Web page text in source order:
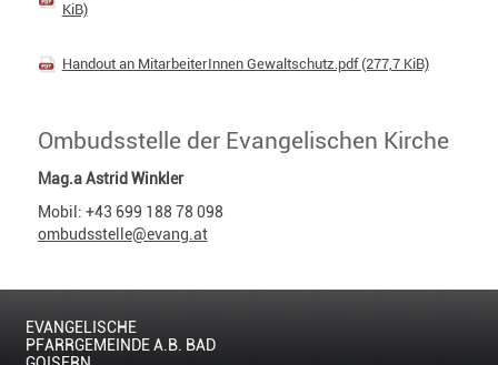
KiB)
Handout an MitarbeiterInnen Gewaltschutz.pdf(277,7 KiB)
Ombudsstelle der Evangelischen Kirche
Mag.a Astrid Winkler
Mobil: +43 699 188 78 098
ombudsstelle@evang.at
EVANGELISCHE
PFARRGEMEINDE A.B. BAD